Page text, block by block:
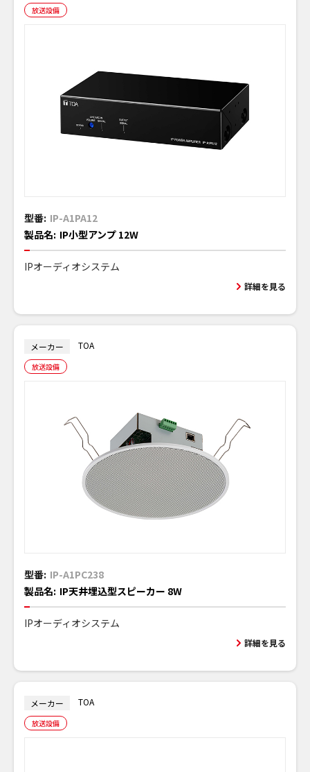
放送設備
型番: IP-A1PA12
製品名: IP小型アンプ 12W
IPオーディオシステム
詳細を見る
メーカー TOA
放送設備
型番: IP-A1PC238
製品名: IP天井埋込型スピーカー 8W
IPオーディオシステム
詳細を見る
メーカー TOA
放送設備